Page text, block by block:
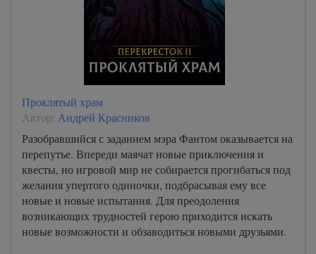
Проклятый храм
Автор: Андрей Красников
Разобравшийся с заданием мэра Фантом оказывается на
перепутье. Впереди маячат новые приключения и
квесты, но игровой мир не собирается прогибаться под
желания упертого одиночки, подбрасывая ему все
новые и новые испытания. Для преодоления
возникающих трудностей герою приходится искать
новые возможности и обзаводиться новыми друзьями.